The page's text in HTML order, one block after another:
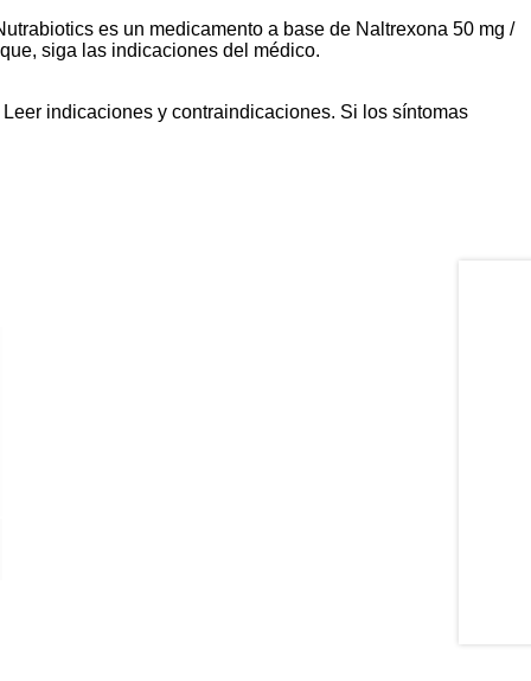
es un medicamento a base de Naltrexona 50 mg /
siga las indicaciones del médico.
indicaciones y contraindicaciones. Si los síntomas